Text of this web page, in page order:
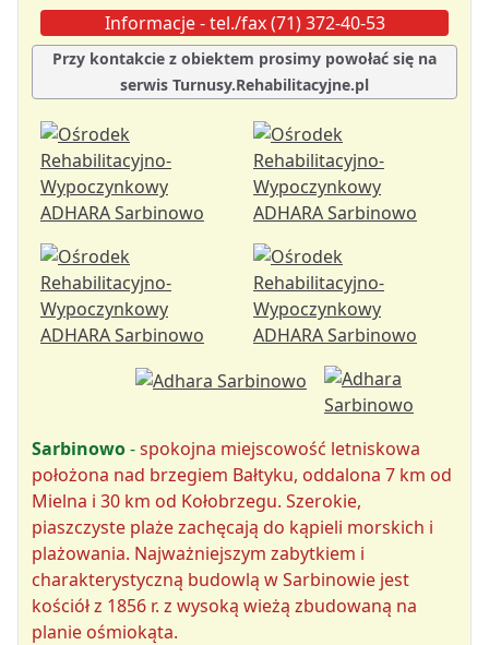
Informacje - tel./fax (71) 372-40-53
Przy kontakcie z obiektem prosimy powołać się na
serwis Turnusy.Rehabilitacyjne.pl
Sarbinowo-spokojna miejscowość letniskowa
położona nad brzegiem Bałtyku, oddalona 7 km od
Mielna i 30 km od Kołobrzegu. Szerokie,
piaszczyste plaże zachęcają do kąpieli morskich i
plażowania. Najważniejszym zabytkiem i
charakterystyczną budowlą w Sarbinowie jest
kościół z 1856 r. z wysoką wieżą zbudowaną na
planie ośmiokąta.